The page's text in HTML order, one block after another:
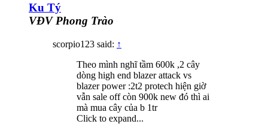
Ku Tý
VĐV Phong Trào
scorpio123 said: ↑
Theo mình nghĩ tầm 600k ,2 cây
dòng high end blazer attack vs
blazer power :2t2 protech hiện giờ
vẫn sale off còn 900k new đó thì ai
mà mua cây của b 1tr
Click to expand...